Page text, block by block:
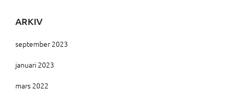
ARKIV
september 2023
januari 2023
mars 2022